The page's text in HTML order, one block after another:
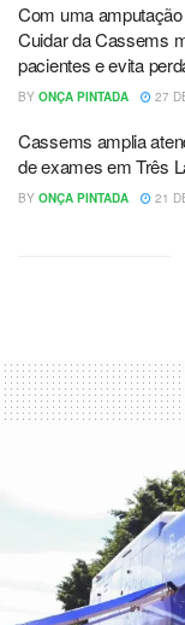
Com uma
Cuidar da Cassems
pacientes e evita
BY ONÇA PINTADA 27
Cassems amplia
de exames em Três
BY ONÇA PINTADA 21